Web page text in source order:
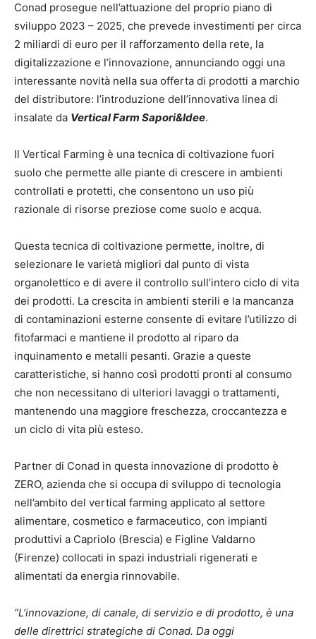
Conad prosegue nell’attuazione del proprio piano di
sviluppo 2023 – 2025, che prevede investimenti per circa
2 miliardi di euro per il rafforzamento della rete, la
digitalizzazione e l’innovazione, annunciando oggi una
interessante novità nella sua offerta di prodotti a marchio
del distributore: l’introduzione dell’innovativa linea di
insalate da Vertical Farm Sapori&Idee.
Il Vertical Farming è una tecnica di coltivazione fuori
suolo che permette alle piante di crescere in ambienti
controllati e protetti, che consentono un uso più
razionale di risorse preziose come suolo e acqua.
Questa tecnica di coltivazione permette, inoltre, di
selezionare le varietà migliori dal punto di vista
organolettico e di avere il controllo sull’intero ciclo di vita
dei prodotti. La crescita in ambienti sterili e la mancanza
di contaminazioni esterne consente di evitare l’utilizzo di
fitofarmaci e mantiene il prodotto al riparo da
inquinamento e metalli pesanti. Grazie a queste
caratteristiche, si hanno così prodotti pronti al consumo
che non necessitano di ulteriori lavaggi o trattamenti,
mantenendo una maggiore freschezza, croccantezza e
un ciclo di vita più esteso.
Partner di Conad in questa innovazione di prodotto è
ZERO, azienda che si occupa di sviluppo di tecnologia
nell’ambito del vertical farming applicato al settore
alimentare, cosmetico e farmaceutico, con impianti
produttivi a Capriolo (Brescia) e Figline Valdarno
(Firenze) collocati in spazi industriali rigenerati e
alimentati da energia rinnovabile.
“L’innovazione, di canale, di servizio e di prodotto, è una
delle direttrici strategiche di Conad. Da oggi